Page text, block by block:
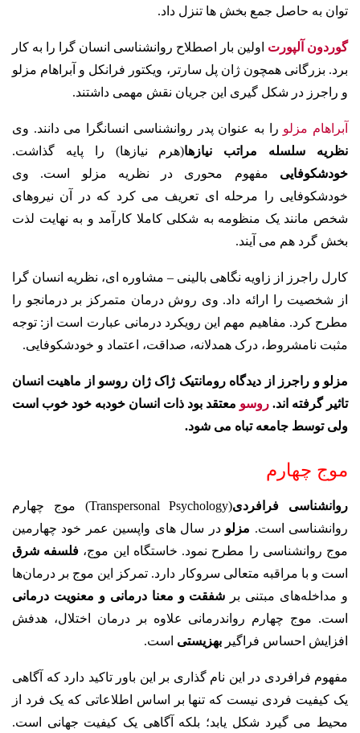
توان به حاصل جمع بخش ها تنزل داد.
گوردون آلپورت اولین بار اصطلاح روانشناسی انسان گرا را به کار
برد. بزرگانی همچون ژان پل سارتر، ویکتور فرانکل و آبراهام مزلو
و راجرز در شکل گیری این جریان نقش مهمی داشتند.
آبراهام مزلو را به عنوان پدر روانشناسی انسانگرا می دانند. وی
نظریه سلسله مراتب نیازها(هرم نیازها) را پایه گذاشت.
خودشکوفایی مفهوم محوری در نظریه مزلو است. وی
خودشکوفایی را مرحله ای تعریف می کرد که در آن نیروهای
شخص مانند یک منظومه به شکلی کاملا کارآمد و به نهایت لذت
بخش گرد هم می آیند.
کارل راجرز از زاویه نگاهی بالینی – مشاوره ای، نظریه انسان گرا
از شخصیت را ارائه داد. وی روش درمان متمرکز بر درمانجو را
مطرح کرد. مفاهیم مهم این رویکرد درمانی عبارت است از: توجه
مثبت نامشروط، درک همدلانه، صداقت، اعتماد و خودشکوفایی.
مزلو و راجرز از دیدگاه رومانتیک ژاک ژان روسو از ماهیت انسان
تاثیر گرفته اند. روسو معتقد بود ذات انسان خودبه خود خوب است
ولی توسط جامعه تباه می شود.
موج چهارم
روانشناسی فرافردی
(Transpersonal Psychology) موج چهارم
روانشناسی است. مزلو در سال های واپسین عمر خود چهارمین
موج روانشناسی را مطرح نمود. خاستگاه این موج، فلسفه شرق
است و با مراقبه متعالی سروکار دارد. تمرکز این موج بر درمان‌ها
و مداخله‌های مبتنی بر شفقت و معنا درمانی و معنویت ‌درمانی
است. موج چهارم رواندرمانی علاوه بر درمان اختلال، هدفش
افزایش احساس فراگیر بهزیستی است.
مفهوم فرافردی در این نام گذاری بر این باور تاکید دارد که آگاهی
یک کیفیت فردی نیست که تنها بر اساس اطلاعاتی که یک فرد از
محیط می گیرد شکل یابد؛ بلکه آگاهی یک کیفیت جهانی است.